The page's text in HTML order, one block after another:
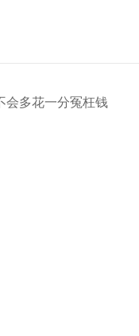
会多花一分冤枉钱